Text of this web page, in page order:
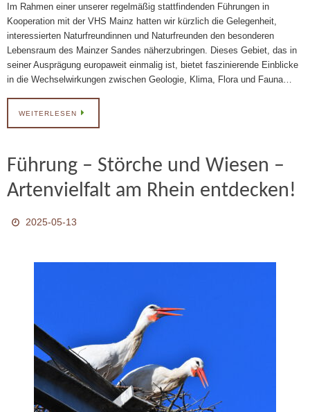
Im Rahmen einer unserer regelmäßig stattfindenden Führungen in
Kooperation mit der VHS Mainz hatten wir kürzlich die Gelegenheit,
interessierten Naturfreundinnen und Naturfreunden den besonderen
Lebensraum des Mainzer Sandes näherzubringen. Dieses Gebiet, das in
seiner Ausprägung europaweit einmalig ist, bietet faszinierende Einblicke
in die Wechselwirkungen zwischen Geologie, Klima, Flora und Fauna…
WEITERLESEN
Führung – Störche und Wiesen –
Artenvielfalt am Rhein entdecken!
2025-05-13